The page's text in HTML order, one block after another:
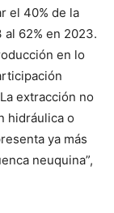
el 40% de la
62% en 2023.
en lo
extracción no
hidráulica o
ya más
neuquina”,